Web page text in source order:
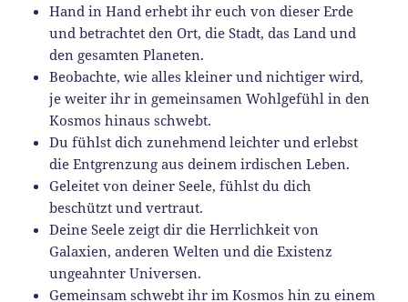
Hand in Hand erhebt ihr euch von dieser Erde
und betrachtet den Ort, die Stadt, das Land und
den gesamten Planeten.
Beobachte, wie alles kleiner und nichtiger wird,
je weiter ihr in gemeinsamen Wohlgefühl in den
Kosmos hinaus schwebt.
Du fühlst dich zunehmend leichter und erlebst
die Entgrenzung aus deinem irdischen Leben.
Geleitet von deiner Seele, fühlst du dich
beschützt und vertraut.
Deine Seele zeigt dir die Herrlichkeit von
Galaxien, anderen Welten und die Existenz
ungeahnter Universen.
Gemeinsam schwebt ihr im Kosmos hin zu einem